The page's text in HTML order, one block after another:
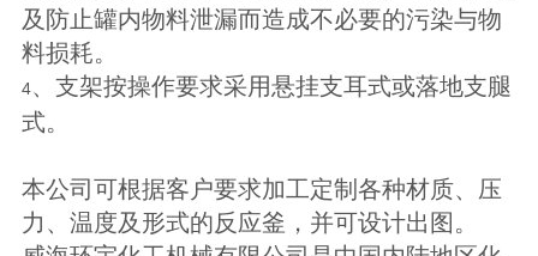
及防止罐内物料泄漏而造成不必要的污染与物
料损耗。
4、支架按操作要求采用悬挂支耳式或落地支腿
式。
本公司可根据客户要求加工定制各种材质、压
力、温度及形式的反应釜，并可设计出图。